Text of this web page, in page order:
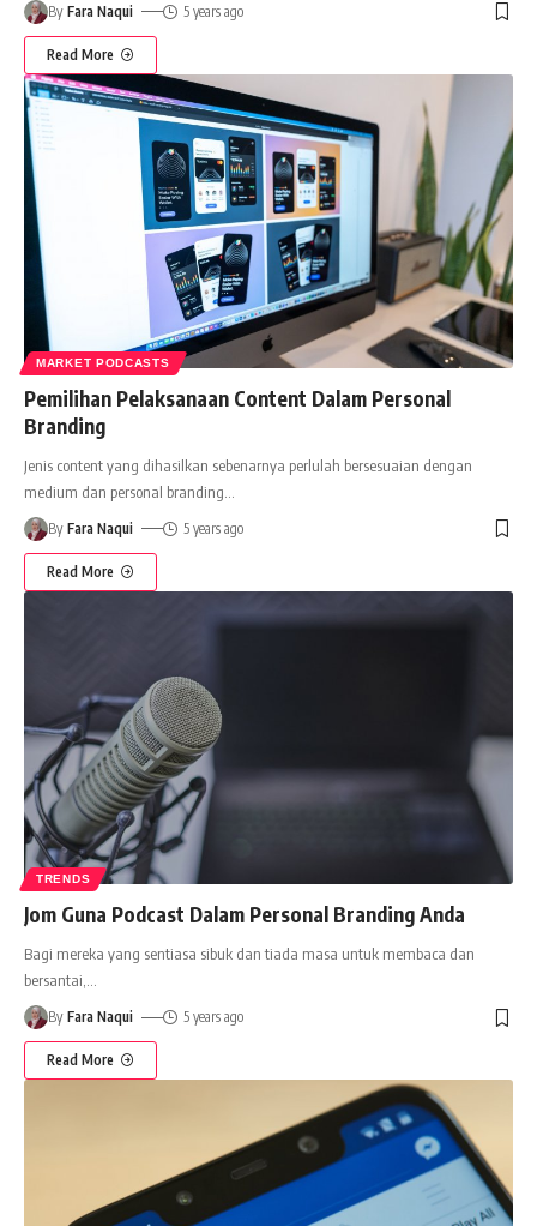
By Fara Naqui 5 years ago
Read More
MARKET PODCASTS
Pemilihan Pelaksanaan Content Dalam Personal
Branding
Jenis content yang dihasilkan sebenarnya perlulah bersesuaian dengan
medium dan personal branding
By Fara Naqui 5 years ago
Read More
TRENDS
Jom Guna Podcast Dalam Personal Branding Anda
Bagi mereka yang sentiasa sibuk dan tiada masa untuk membaca dan
bersantai,…
By Fara Naqui 5 years ago
Read More